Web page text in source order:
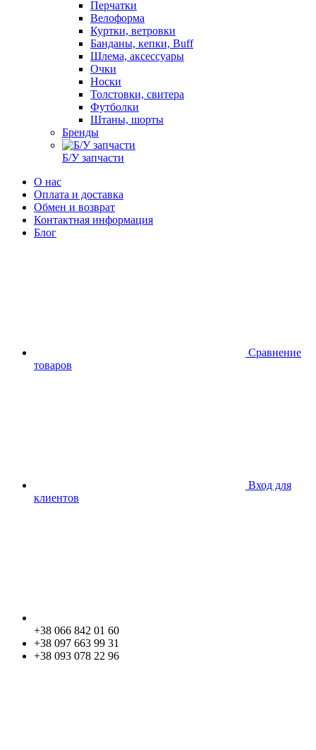
Перчатки
Велоформа
Куртки, ветровки
Банданы, кепки, Buff
Шлема, аксессуары
Очки
Носки
Толстовки, свитера
Футболки
Штаны, шорты
Бренды
Б/У запчасти
О нас
Оплата и доставка
Обмен и возврат
Контактная информация
Блог
Сравнение
товаров
Вход для
клиентов
+38 066 842 01 60
+38 097 663 99 31
+38 093 078 22 96